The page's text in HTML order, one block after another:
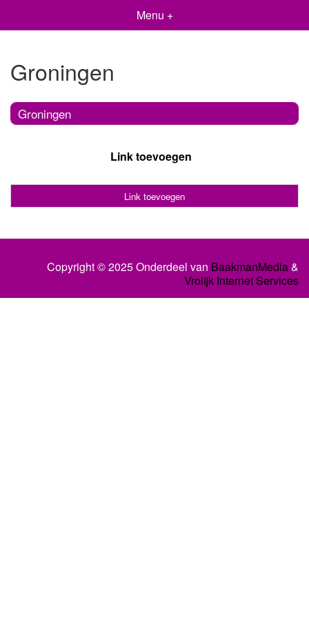
Menu +
Groningen
Groningen
Link toevoegen
Link toevoegen
Copyright © 2025 Onderdeel van BaakmanMedia&
Vrolijk Internet Services